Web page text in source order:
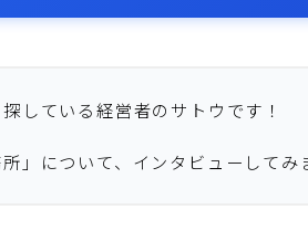
している経営者のサトウです！
」について、インタビューしてみ